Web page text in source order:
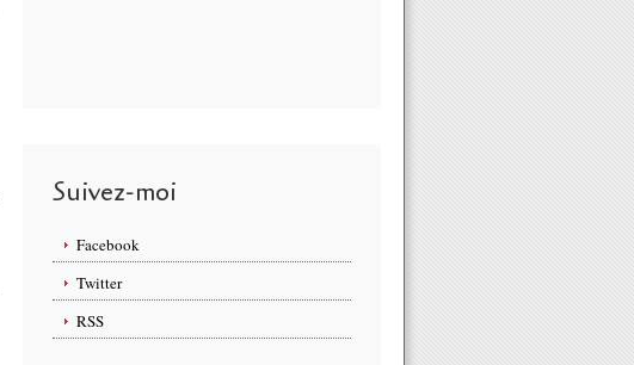
Suivez-moi
Facebook
Twitter
RSS